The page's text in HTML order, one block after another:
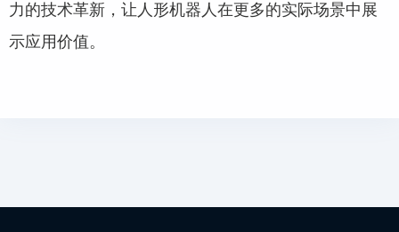
力的技术革新，让人形机器人在更多的实际场景中展
示应用价值。